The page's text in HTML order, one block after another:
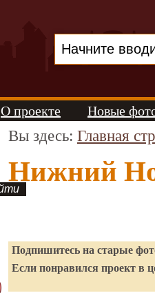
О проекте Новые
Вы здесь: Главная
Нижний
Подпишитесь на старые
Если понравился проект в